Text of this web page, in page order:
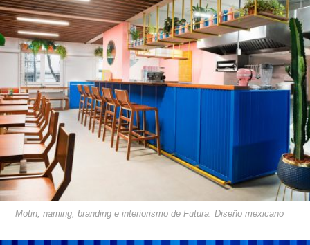
Motin, naming, branding e interiorismo de Futura. Diseño mexicano